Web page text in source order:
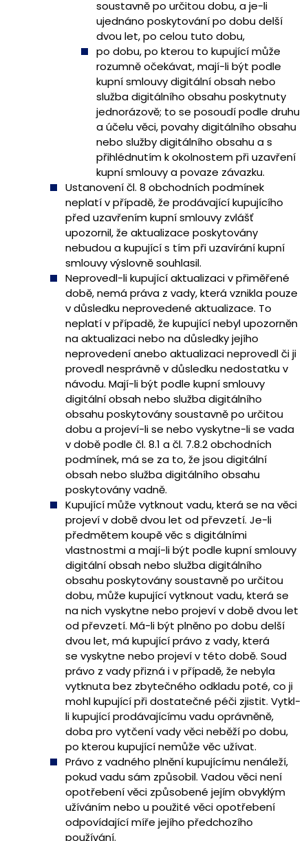
soustavně po určitou dobu, a je-li
ujednáno poskytování po dobu delší
dvou let, po celou tuto dobu,
po dobu, po kterou to kupující může
rozumně očekávat, mají-li být podle
kupní smlouvy digitální obsah nebo
služba digitálního obsahu poskytnuty
jednorázově; to se posoudí podle druhu
a účelu věci, povahy digitálního obsahu
nebo služby digitálního obsahu a s
přihlédnutím k okolnostem při uzavření
kupní smlouvy a povaze závazku.
Ustanovení čl. 8 obchodních podmínek
neplatí v případě, že prodávající kupujícího
před uzavřením kupní smlouvy zvlášť
upozornil, že aktualizace poskytovány
nebudou a kupující s tím při uzavírání kupní
smlouvy výslovně souhlasil.
Neprovedl-li kupující aktualizaci v přiměřené
době, nemá práva z vady, která vznikla pouze
v důsledku neprovedené aktualizace. To
neplatí v případě, že kupující nebyl upozorněn
na aktualizaci nebo na důsledky jejího
neprovedení anebo aktualizaci neprovedl či ji
provedl nesprávně v důsledku nedostatku v
návodu. Mají-li být podle kupní smlouvy
digitální obsah nebo služba digitálního
obsahu poskytovány soustavně po určitou
dobu a projeví-li se nebo vyskytne-li se vada
v době podle čl. 8.1 a čl. 7.8.2 obchodních
podmínek, má se za to, že jsou digitální
obsah nebo služba digitálního obsahu
poskytovány vadně.
Kupující může vytknout vadu, která se na věci
projeví v době dvou let od převzetí. Je-li
předmětem koupě věc s digitálními
vlastnostmi a mají-li být podle kupní smlouvy
digitální obsah nebo služba digitálního
obsahu poskytovány soustavně po určitou
dobu, může kupující vytknout vadu, která se
na nich vyskytne nebo projeví v době dvou let
od převzetí. Má-li být plněno po dobu delší
dvou let, má kupující právo z vady, která
se vyskytne nebo projeví v této době. Soud
právo z vady přizná i v případě, že nebyla
vytknuta bez zbytečného odkladu poté, co ji
mohl kupující při dostatečné péči zjistit. Vytkl-
li kupující prodávajícímu vadu oprávněně,
doba pro vytčení vady věci neběží po dobu,
po kterou kupující nemůže věc užívat.
Právo z vadného plnění kupujícímu nenáleží,
pokud vadu sám způsobil. Vadou věci není
opotřebení věci způsobené jejím obvyklým
užíváním nebo u použité věci opotřebení
odpovídající míře jejího předchozího
používání.